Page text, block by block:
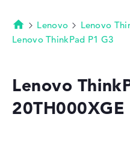
Technik
Startseite
Lenovo
Lenovo
Lenovo ThinkPad P1 G3
Lenovo
20TH000XGE